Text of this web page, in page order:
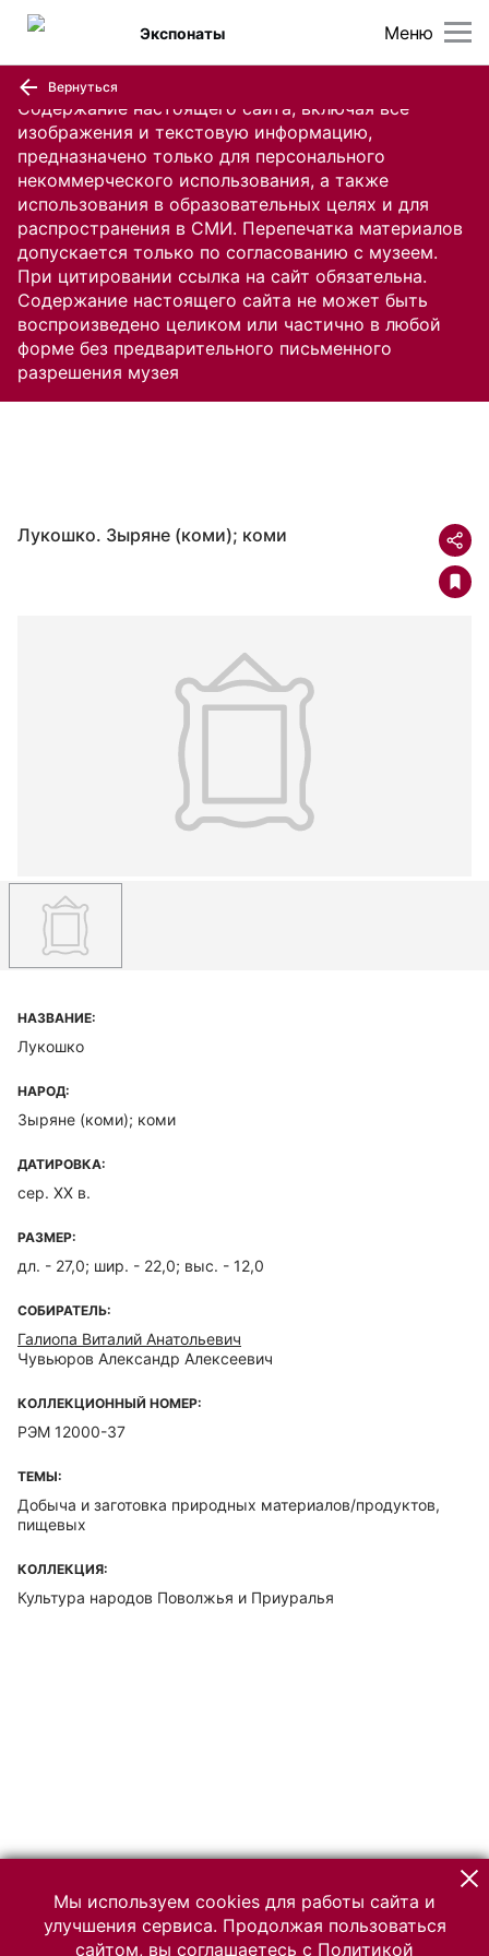
Содержание настоящего сайта, включая все
изображения и текстовую информацию,
предназначено только для персонального
некоммерческого использования, а также
использования в образовательных целях и для
распространения в СМИ. Перепечатка материалов
допускается только по согласованию с музеем.
При цитировании ссылка на сайт обязательна.
Содержание настоящего сайта не может быть
воспроизведено целиком или частично в любой
форме без предварительного письменного
разрешения музея
Меню
Экспонаты
Вернуться
Лукошко. Зыряне (коми); коми
НАЗВАНИЕ:
Лукошко
НАРОД:
Зыряне (коми); коми
ДАТИРОВКА:
сер. XX в.
РАЗМЕР:
дл. - 27,0; шир. - 22,0; выс. - 12,0
СОБИРАТЕЛЬ:
Галиопа Виталий Анатольевич
Чувьюров Александр Алексеевич
КОЛЛЕКЦИОННЫЙ НОМЕР:
РЭМ 12000-37
ТЕМЫ:
Добыча и заготовка природных материалов/продуктов,
пищевых
КОЛЛЕКЦИЯ:
Культура народов Поволжья и Приуралья
Мы используем cookies для работы сайта и
улучшения сервиса. Продолжая пользоваться
сайтом, вы соглашаетесь с Политикой